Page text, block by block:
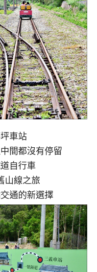
車站
間都沒有停留
自行車
山線之旅
通的新選擇